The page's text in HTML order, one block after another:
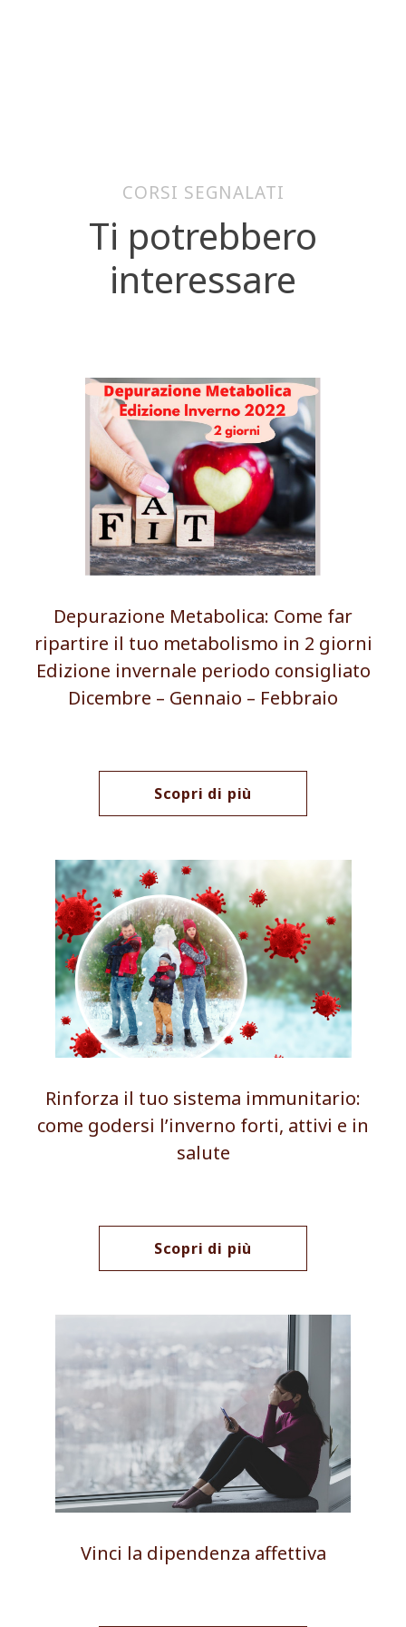
CORSI SEGNALATI
Ti potrebbero
interessare
Depurazione Metabolica: Come far
ripartire il tuo metabolismo in 2 giorni
Edizione invernale periodo consigliato
Dicembre – Gennaio – Febbraio
Scopri di più
Rinforza il tuo sistema immunitario:
come godersi l’inverno forti, attivi e in
salute
Scopri di più
Vinci la dipendenza affettiva